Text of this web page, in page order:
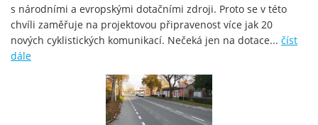
s národními a evropskými dotačními zdroji. Proto se v této
chvíli zaměřuje na projektovou připravenost více jak 20
nových cyklistických komunikací. Nečeká jen na dotace... číst
dále